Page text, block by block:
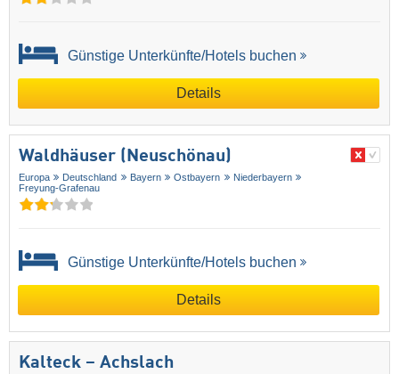
Günstige Unterkünfte/Hotels buchen
Details
Waldhäuser (Neuschönau)
Europa Deutschland Bayern Ostbayern
Niederbayern
Freyung-Grafenau
Günstige Unterkünfte/Hotels buchen
Details
Kalteck – Achslach